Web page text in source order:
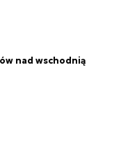
nad wschodnią